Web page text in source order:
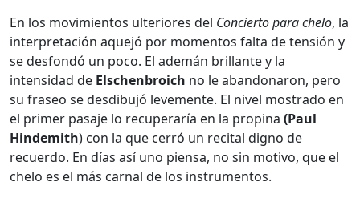
En los movimientos ulteriores del Concierto para chelo, la
interpretación aquejó por momentos falta de tensión y
se desfondó un poco. El ademán brillante y la
intensidad de Elschenbroich no le abandonaron, pero
su fraseo se desdibujó levemente. El nivel mostrado en
el primer pasaje lo recuperaría en la propina (Paul
Hindemith) con la que cerró un recital digno de
recuerdo. En días así uno piensa, no sin motivo, que el
chelo es el más carnal de los instrumentos.